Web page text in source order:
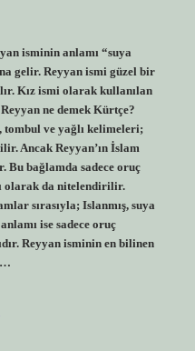
isminin anlamı “suya
gelir. Reyyan ismi güzel bir
Kız ismi olarak kullanılan
ne demek Kürtçe?
tombul ve yağlı kelimeleri;
Ancak Reyyan’ın İslam
Bu bağlamda sadece oruç
olarak da nitelendirilir.
sırasıyla; Islanmış, suya
ise sadece oruç
Reyyan isminin en bilinen